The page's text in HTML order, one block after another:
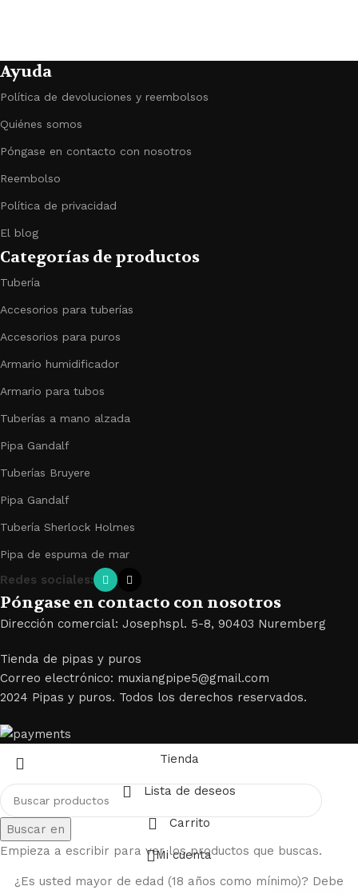
Ayuda
Política de devoluciones y reembolsos
Quiénes somos
Póngase en contacto con nosotros
Reembolso
Política de privacidad
El blog
Categorías de productos
Tubería
Accesorios para tuberías
Accesorios para puros
Armario humidificador
Armario para tubos
Tuberías a mano alzada
Pipa Gandalf
Tuberías Bruyere
Pipa Gandalf
Tubería Sherlock Holmes
Pipa de espuma de mar
Redes sociales:
Póngase en contacto con nosotros
Dirección comercial: Josephspl. 5-8, 90403 Nuremberg
Tienda de pipas y puros
Correo electrónico: muxiangpipe5@gmail.com
2024 Pipas y puros. Todos los derechos reservados.
Buscar en
Empieza a escribir para ver los productos que buscas.
Tienda
Lista de deseos
Carrito
Mi cuenta
¿Es usted mayor de edad (18 años como mínimo)? Debe